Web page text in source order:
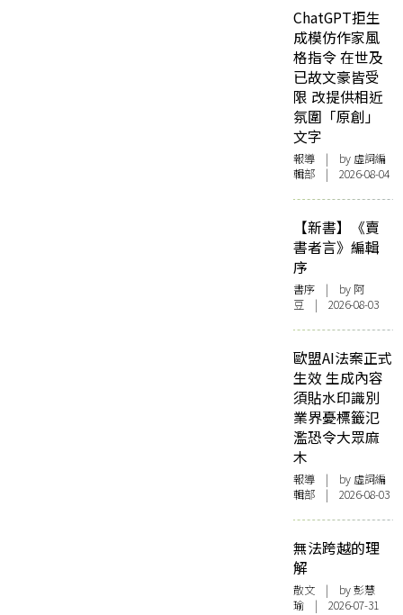
ChatGPT拒生
成模仿作家風
格指令 在世及
已故文豪皆受
限 改提供相近
氛圍「原創」
文字
報導 | by 虛詞編
輯部 | 2026-08-04
【新書】《賣
書者言》編輯
序
書序 | by 阿
豆 | 2026-08-03
歐盟AI法案正式
生效 生成內容
須貼水印識別
業界憂標籤氾
濫恐令大眾麻
木
報導 | by 虛詞編
輯部 | 2026-08-03
無法跨越的理
解
散文 | by 彭慧
瑜 | 2026-07-31